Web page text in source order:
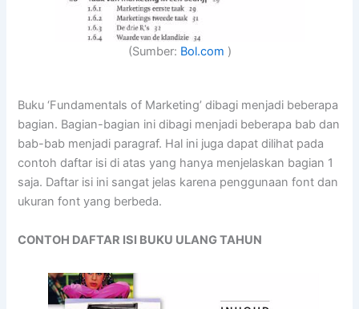
(Sumber: Bol.com )
Buku ‘Fundamentals of Marketing’ dibagi menjadi beberapa
bagian. Bagian-bagian ini dibagi menjadi beberapa bab dan
bab-bab menjadi paragraf. Hal ini juga dapat dilihat pada
contoh daftar isi di atas yang hanya menjelaskan bagian 1
saja. Daftar isi ini sangat jelas karena penggunaan font dan
ukuran font yang berbeda.
CONTOH DAFTAR ISI BUKU ULANG TAHUN